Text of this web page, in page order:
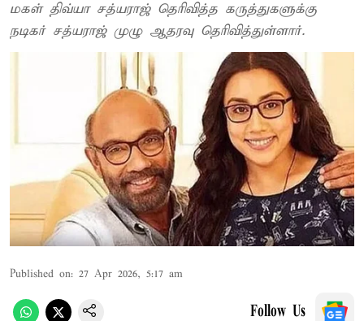
மகள் திவ்யா சத்யராஜ் தெரிவித்த கருத்துகளுக்கு
நடிகர் சத்யராஜ் முழு ஆதரவு தெரிவித்துள்ளார்.
Published on: 27 Apr 2026, 5:17 am
Follow Us